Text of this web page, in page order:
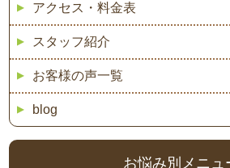
アクセス・料金表
スタッフ紹介
お客様の声一覧
blog
お悩み別メニュ